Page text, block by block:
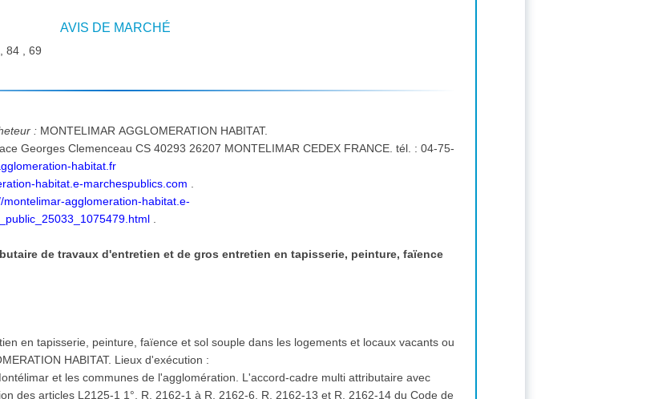
AVIS DE MARCHÉ
, 07 , 30 , 84 , 69
: MONTELIMAR AGGLOMERATION HABITAT.
habitat.fr
habitat.e-marchespublics.com
montelimar-agglomeration-habitat.e-
de travaux d'entretien et de gros entretien en tapisserie, peinture, faïence
en tapisserie, peinture, faïence et sol souple dans les logements et locaux vacants ou
HABITAT. Lieux d'exécution :
et les communes de l'agglomération. L'accord-cadre multi attributaire avec
des articles L2125-1 1°, R. 2162-1 à R. 2162-6, R. 2162-13 et R. 2162-14 du Code de